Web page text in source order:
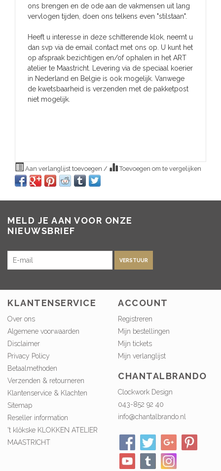
ons brengen en de ode aan de vakmensen uit lang
vervlogen tijden, doen ons telkens even "stilstaan".
Heeft u interesse in deze schitterende klok, neemt u
dan svp via de email contact met ons op. U kunt het
op afspraak bezichtigen en/of ophalen in het ART
atelier te Maastricht. Levering via de speciaal koerier
in Nederland en Belgie is ook mogelijk. Vanwege
de kwetsbaarheid is verzenden met de pakketpost
niet mogelijk.
Aan verlanglijst toevoegen/ Toevoegen om te vergelijken
MELD JE AAN VOOR ONZE
NIEUWSBRIEF
KLANTENSERVICE
Over ons
Algemene voorwaarden
Disclaimer
Privacy Policy
Betaalmethoden
Verzenden & retourneren
Klantenservice & Klachten
Sitemap
Reseller information
't klökske KLOKKEN ATELIER
MAASTRICHT
ACCOUNT
Registreren
Mijn bestellingen
Mijn tickets
Mijn verlanglijst
CHANTALBRANDO
Clockwork Design
043-852 92 40
info@chantalbrando.nl